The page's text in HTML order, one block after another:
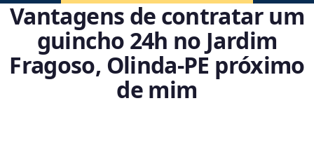
Vantagens de contratar um
guincho 24h no Jardim
Fragoso, Olinda‑PE próximo
de mim